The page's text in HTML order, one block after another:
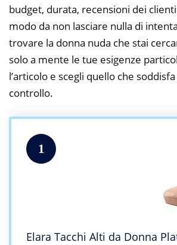
budget, durata, recensioni dei
modo da non lasciare nulla di
trovare la donna nuda che stai
solo a mente le tue esigenze
l’articolo e scegli quello che
controllo.
1
Elara Tacchi Alti da Donna